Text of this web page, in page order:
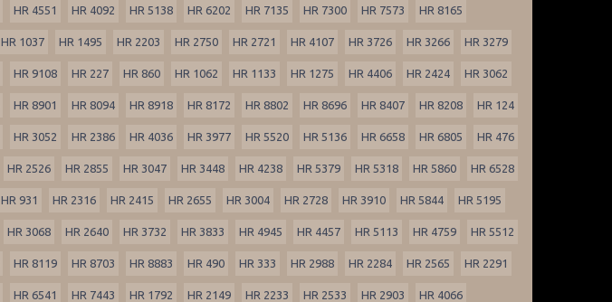
HR 4551 HR 4092 HR 5138 HR 6202 HR 7135 HR 7300 HR 7573 HR 8165
HR 1037 HR 1495 HR 2203 HR 2750 HR 2721 HR 4107 HR 3726 HR 3266 HR 3279
HR 9108 HR 227 HR 860 HR 1062 HR 1133 HR 1275 HR 4406 HR 2424 HR 3062
HR 8901 HR 8094 HR 8918 HR 8172 HR 8802 HR 8696 HR 8407 HR 8208 HR 124
HR 3052 HR 2386 HR 4036 HR 3977 HR 5520 HR 5136 HR 6658 HR 6805 HR 476
HR 2526 HR 2855 HR 3047 HR 3448 HR 4238 HR 5379 HR 5318 HR 5860 HR 6528
HR 931 HR 2316 HR 2415 HR 2655 HR 3004 HR 2728 HR 3910 HR 5844 HR 5195
HR 3068 HR 2640 HR 3732 HR 3833 HR 4945 HR 4457 HR 5113 HR 4759 HR 5512
HR 8119 HR 8703 HR 8883 HR 490 HR 333 HR 2988 HR 2284 HR 2565 HR 2291
HR 6541 HR 7443 HR 1792 HR 2149 HR 2233 HR 2533 HR 2903 HR 4066